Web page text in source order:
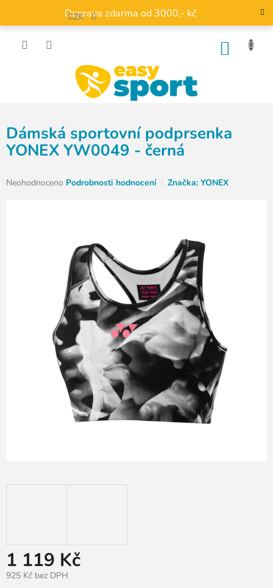
obsah
Doprava zdarma od 3000,- kč
CZK
Dámská sportovní podprsenka
YONEX YW0049 - černá
Průměrné
Neohodnoceno Podrobnosti hodnocení Značka: YONEX
1 119 Kč
925 Kč bez DPH